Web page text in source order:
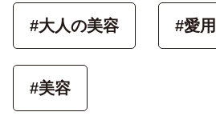
#大人の美容 #愛
#美容